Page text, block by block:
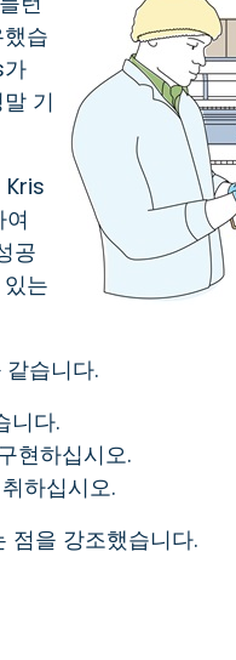
습
기
Kris
공
는
습니다.
니다.
현하십시오.
하십시오.
점을 강조했습니다.